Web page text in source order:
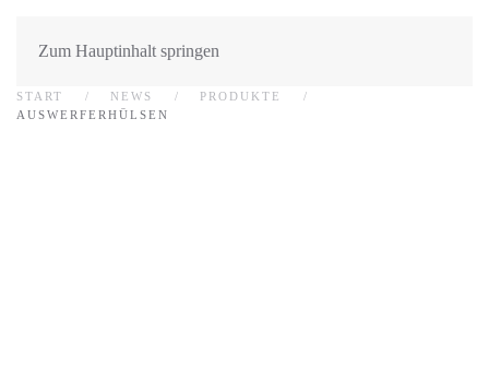
Zum Hauptinhalt springen
START NEWS
PRODUKTE
AUSWERFERHÜLSEN